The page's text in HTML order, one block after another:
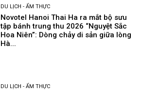
DU LỊCH - ẨM THỰC
Novotel Hanoi Thai Ha ra mắt bộ sưu
tập bánh trung thu 2026 “Nguyệt Sắc
Hoa Niên”: Dòng chảy di sản giữa lòng
Hà...
DU LỊCH - ẨM THỰC